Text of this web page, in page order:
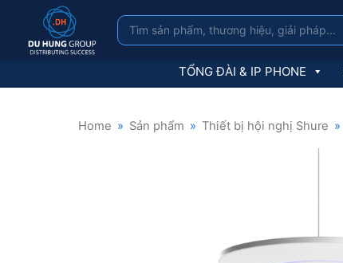
TỔNG ĐÀI & IP PHONE
Home » Sản phẩm » Thiết bị hội nghị Shure »